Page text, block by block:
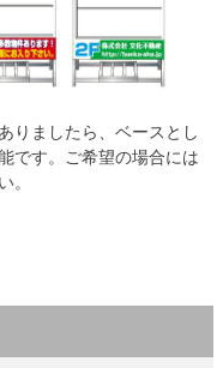
りましたら、ベースとし
です。ご希望の場合には
。